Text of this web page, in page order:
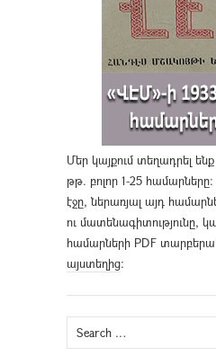
Մեր կայքում տեղադրել
թթ. բոլոր 1-25
էջը, ներառյալ այդ
ու մատենագիտությունը,
համարների PDF
այստեղից։
Search
for: